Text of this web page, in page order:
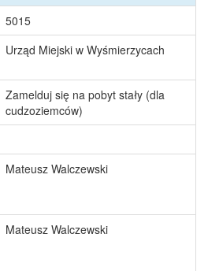
5015
Urząd Miejski w Wyśmierzycach
Zamelduj się na pobyt stały (dla
cudzoziemców)
Mateusz Walczewski
Mateusz Walczewski